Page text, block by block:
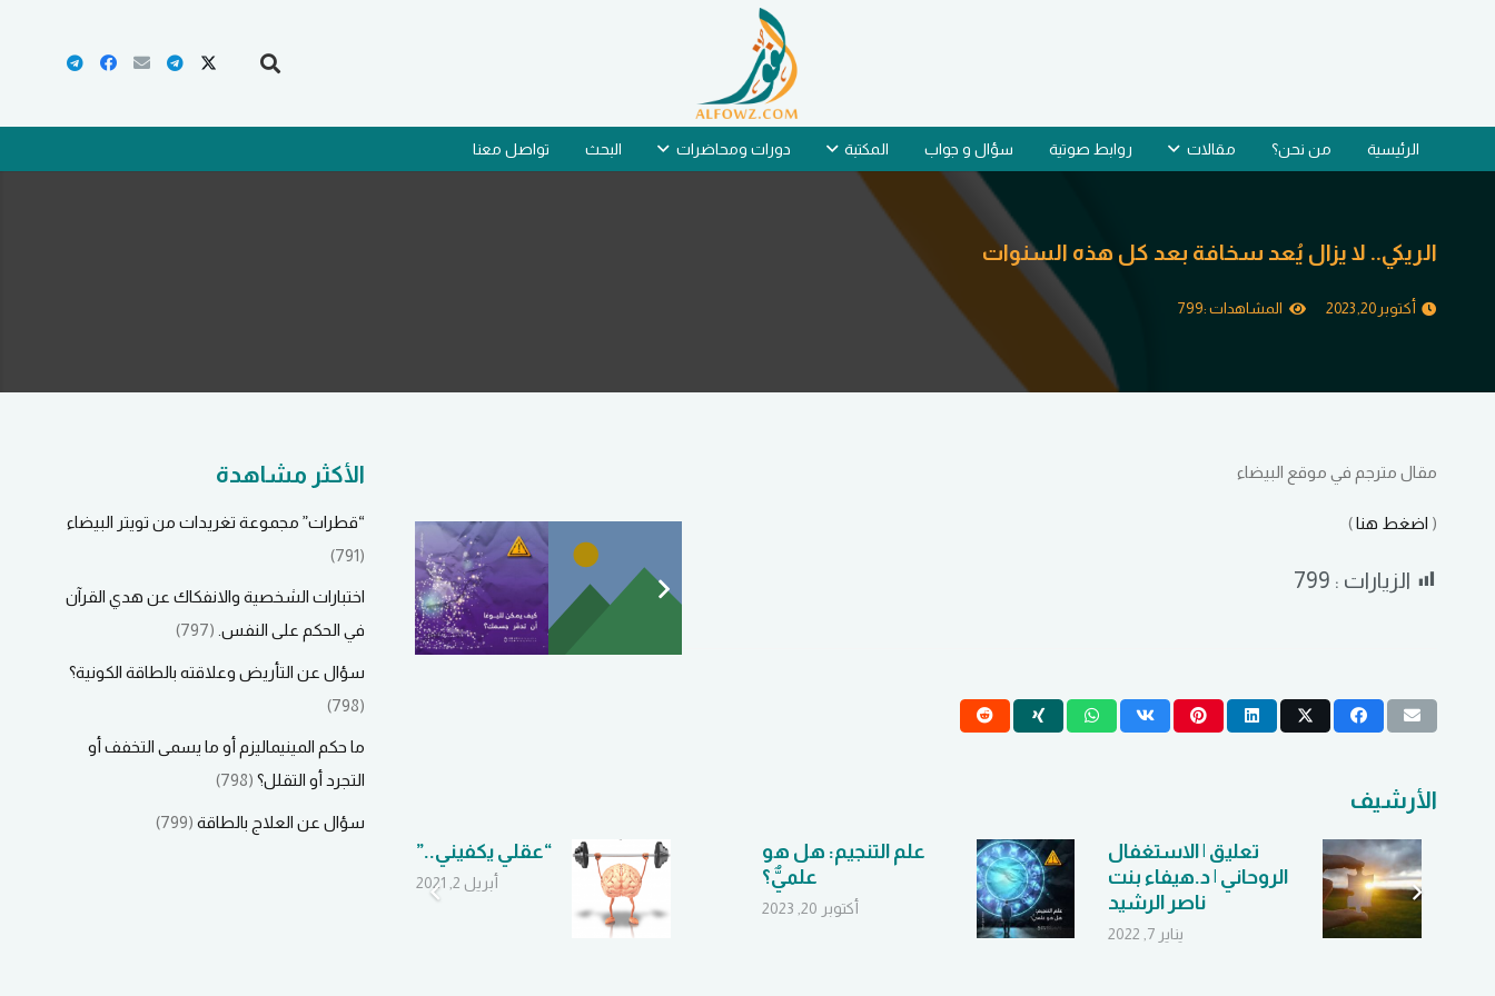
الرئيسية من نحن؟ مقالات روابط صوتية سؤال و جواب المكتبة دورات ومحاضرات البحث تواصل معنا
الريكي.. لا يزال يُعد سخافة بعد كل هذه السنوات
أكتوبر 20, 2023 المشاهدات :799
مقال مترجم في موقع البيضاء
( اضغط هنا)
الزيارات : 799
الأرشيف
تعليق | الاستغفال
الروحاني | د.هيفاء بنت
ناصر الرشيد
يناير 7, 2022
علم التنجيم: هل هو
علميٌّ؟
أكتوبر 20, 2023
“عقلي يكفيني..”
أبريل 2, 2021
الأكثر مشاهدة
“قطرات” مجموعة تغريدات من تويتر البيضاء
(791)
اختبارات الشخصية والانفكاك عن هدي القرآن
في الحكم على النفس. (797)
سؤال عن التأريض وعلاقته بالطاقة الكونية؟
(798)
ما حكم المينيماليزم أو ما يسمى التخفف أو
التجرد أو التقلل؟ (798)
سؤال عن العلاج بالطاقة (799)